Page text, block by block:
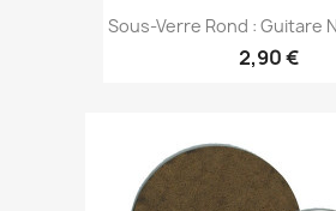
Sous-Verre Rond : Guitare
2,90 €